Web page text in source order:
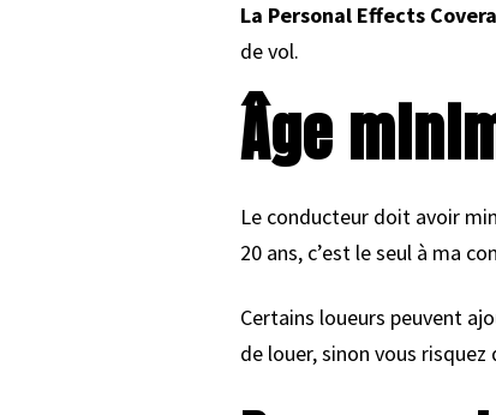
La Personal Effects
de vol.
Âge
Le conducteur doit avoir
20 ans, c’est le seul à ma
Certains loueurs peuvent
de louer, sinon vous